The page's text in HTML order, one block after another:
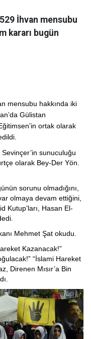
İhvan mensubu
kararı bugün
mensubu hakkında iki
Gülistan
ortak olarak
sunuculuğu
olarak Bey-Der Yön.
sorunu olmadığını,
olmaya devam ettiğini,
Kutup’ları, Hasan El-
Mehmet Şat okudu.
Kazanacak!”
“İslami Hareket
Direnen Mısır’a Bin